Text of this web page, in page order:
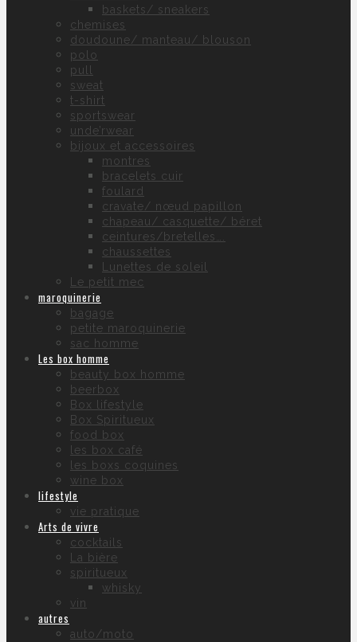
baskets/ sneakers
chemises
doudoune/ manteau/ blouson
polo
pull
sweat
t-shirt
sportswear
unde’rwear
bijoux et accessoires
montres
bracelets cuir
foulard
cravate/ nœud papillon
chapeau/ casquette/ béret
ceintures/bretelles….
chaussettes
Lunettes de soleil
Le petit mec
maroquinerie
bagage
petite maroquinerie
sac homme
Les box homme
beauty box homme
beerbox
Box lifestyle
Box Spiritueux
food box
les box café
les boxs coquines
wine box
lifestyle
vie pratique
Arts de vivre
cocktails
La bière
spiritueux
whisky
vin
autres
auto/moto